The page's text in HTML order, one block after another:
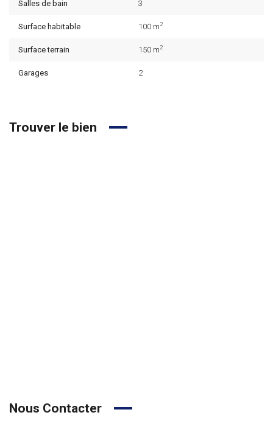
Salles de bain 3
Surface habitable 100 m2
Surface terrain 150 m2
Garages 2
Trouver le bien
Nous Contacter